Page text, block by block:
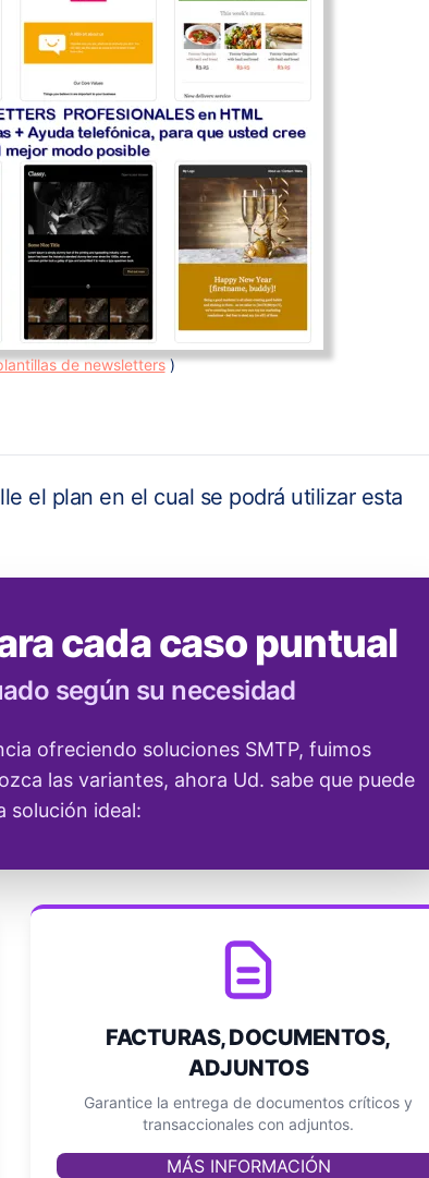
de newsletters)
el plan en el cual se podrá utilizar esta
cada caso puntual
según su necesidad
ofreciendo soluciones SMTP, fuimos
las variantes, ahora Ud. sabe que puede
solución ideal:
FACTURAS, DOCUMENTOS,
ADJUNTOS
Garantice la entrega de documentos críticos y
transaccionales con adjuntos.
MÁS INFORMACIÓN